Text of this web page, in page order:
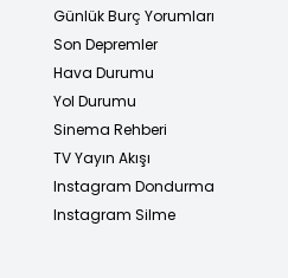
Günlük Burç Yorumları
Son Depremler
Hava Durumu
Yol Durumu
Sinema Rehberi
TV Yayın Akışı
Instagram Dondurma
Instagram Silme